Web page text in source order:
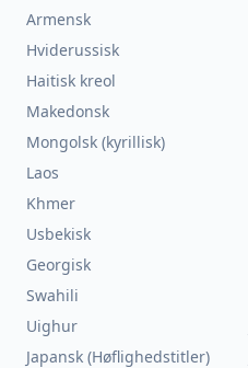
Armensk
Hviderussisk
Haitisk kreol
Makedonsk
Mongolsk (kyrillisk)
Laos
Khmer
Usbekisk
Georgisk
Swahili
Uighur
Japansk (Høflighedstitler)